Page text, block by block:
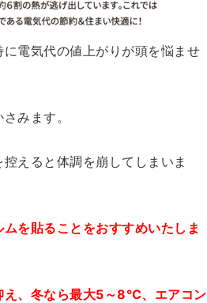
電気代の値上がりが頭を悩ませ
みます。
えると体調を崩してしまいま
を貼ることをおすすめいたしま
え、冬なら最大5～8℃、エアコン